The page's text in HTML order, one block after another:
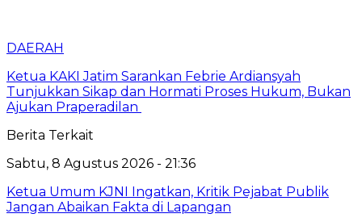
DAERAH
Ketua KAKI Jatim Sarankan Febrie Ardiansyah
Tunjukkan Sikap dan Hormati Proses Hukum, Bukan
Ajukan Praperadilan
Berita Terkait
Sabtu, 8 Agustus 2026 - 21:36
Ketua Umum KJNI Ingatkan, Kritik Pejabat Publik
Jangan Abaikan Fakta di Lapangan